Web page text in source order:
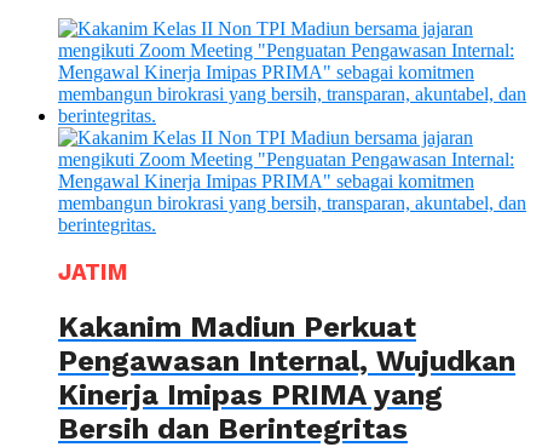
JATIM
Kakanim Madiun Perkuat
Pengawasan Internal, Wujudkan
Kinerja Imipas PRIMA yang
Bersih dan Berintegritas